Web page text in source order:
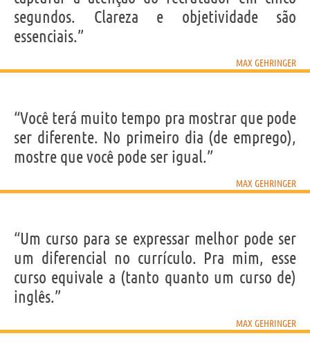
segundos. Clareza e objetividade são
essenciais.”
MAX GEHRINGER
“Você terá muito tempo pra mostrar que pode
ser diferente. No primeiro dia (de emprego),
mostre que você pode ser igual.”
MAX GEHRINGER
“Um curso para se expressar melhor pode ser
um diferencial no currículo. Pra mim, esse
curso equivale a (tanto quanto um curso de)
inglês.”
MAX GEHRINGER